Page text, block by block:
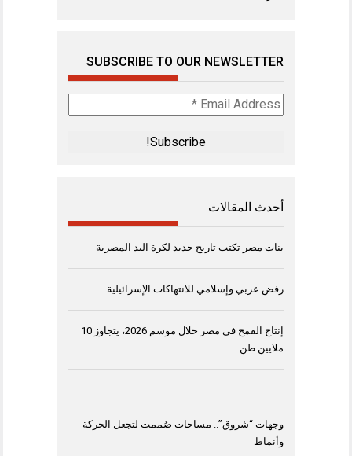
SUBSCRIBE TO OUR NEWSLETTER
Email
Address
أحدث المقالات
بنات مصر تكتب تاريخ جديد لكرة اليد المصرية
رفض عربي وإسلامي للانتهاكات الإسرائيلية
إنتاج القمح في مصر خلال موسم 2026، يتجاوز 10
ملايين طن
وجهات “شروق”.. مساحات صُممت لتجعل الحركة
وأنماط